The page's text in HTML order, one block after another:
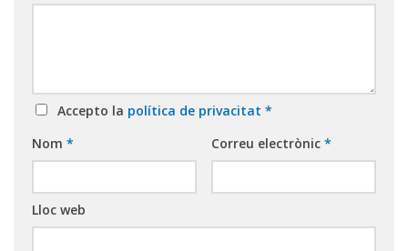
Accepto la política de privacitat *
Nom * Correu electrònic *
Lloc web